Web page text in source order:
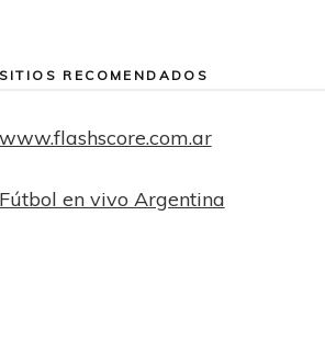
SITIOS RECOMENDADOS
www.flashscore.com.ar
Fútbol en vivo Argentina